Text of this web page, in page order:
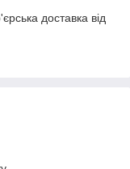
доставка від